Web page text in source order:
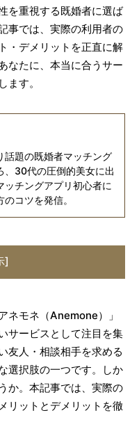
を重視する既婚者に選ば
事では、実際の利用者の
・デメリットを正直に解
なたに、本当に合うサー
ます。
話題の既婚者マッチング
、30代の圧倒的美女に出
チングアプリ初心者に
コツを発信。
]
ネモネ（Anemone）」
サービスとして注目を集
友人・相談相手を求める
選択肢の一つです。しか
か。本記事では、実際の
リットとデメリットを徹